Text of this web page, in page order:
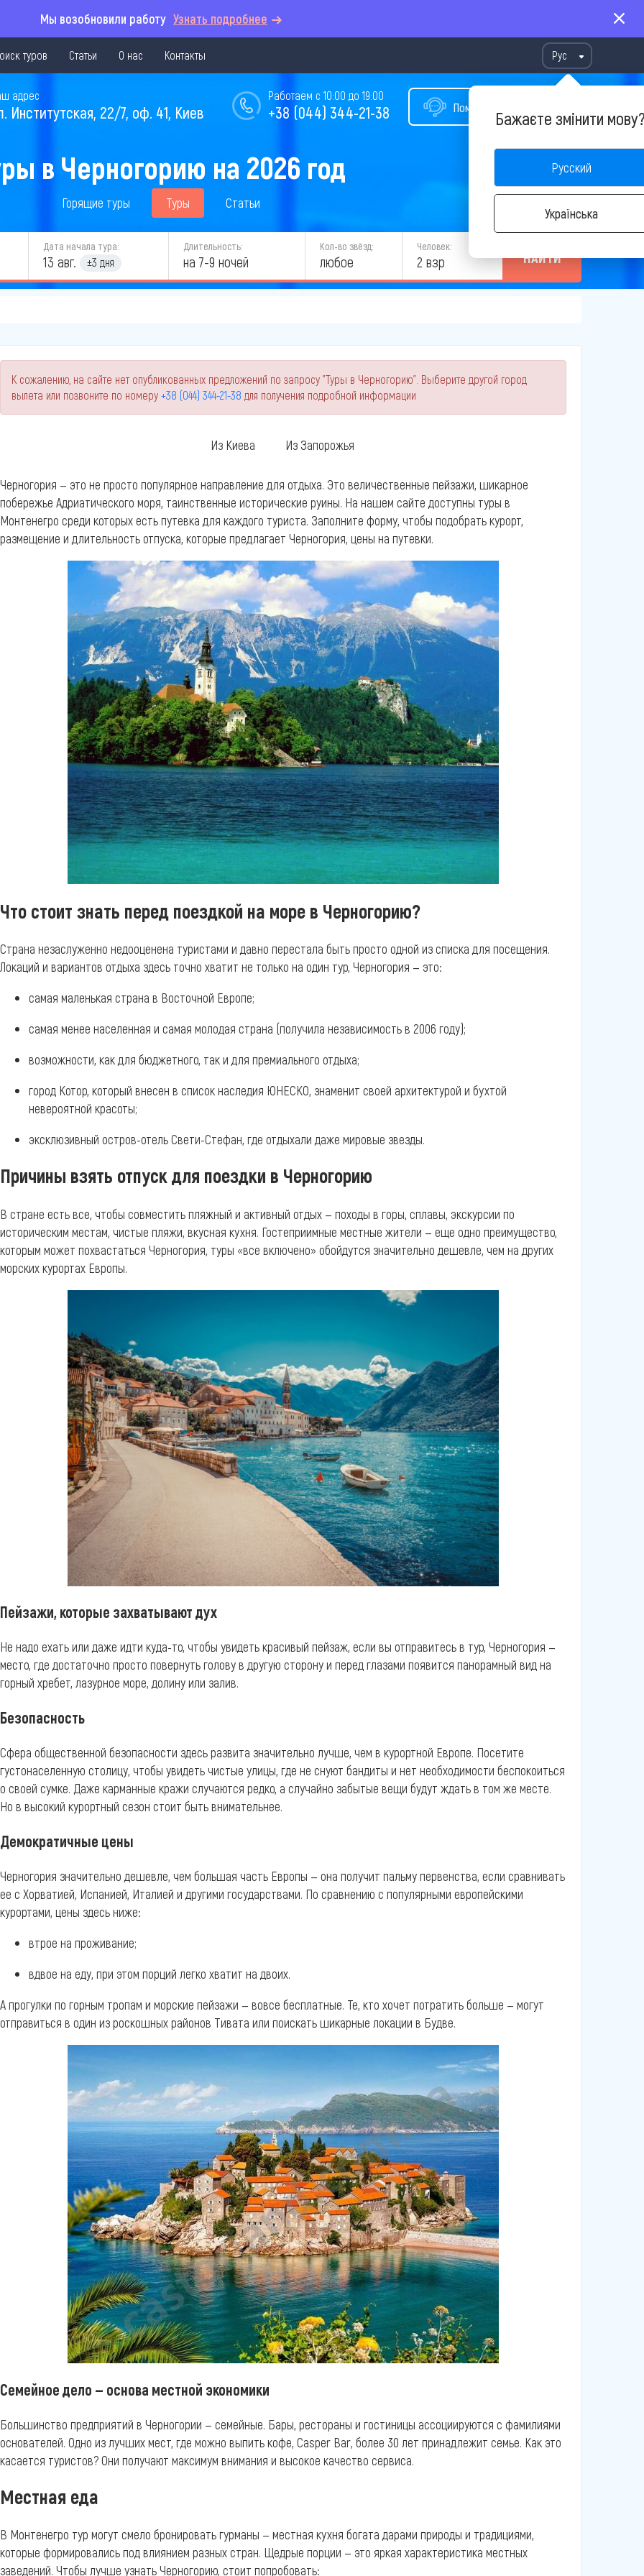
Мы возобновили работу Узнать подробнее
туров Статьи О нас Контакты Рус
Бажаєте змінити
Русский
Українська
Помощь в подборе тура
Работаем с 10:00 до 19:00
+38 (044) 344-21-38
адрес
Институтская, 22/7, оф. 41, Киев
в Черногорию на 2026 год
Горящие туры Туры Статьи
Дата начала тура:
13 авг. ±3 дня
Длительность:
на 7-9 ночей
Кол-во звёзд:
любое
Человек:
2 взр НАЙТИ
К сожалению, на сайте нет опубликованных предложений по запросу "Туры в Черногорию". Выберите другой город
вылета или позвоните по номеру +38 (044) 344-21-38 для получения подробной информации
Из Киева Из Запорожья
Черногория — это не просто популярное направление для отдыха. Это величественные пейзажи, шикарное
побережье Адриатического моря, таинственные исторические руины. На нашем сайте доступны туры в
Монтенегро среди которых есть путевка для каждого туриста. Заполните форму, чтобы подобрать курорт,
размещение и длительность отпуска, которые предлагает Черногория, цены на путевки.
Что стоит знать перед поездкой на море в Черногорию?
Страна незаслуженно недооценена туристами и давно перестала быть просто одной из списка для посещения.
Локаций и вариантов отдыха здесь точно хватит не только на один тур, Черногория — это:
самая маленькая страна в Восточной Европе;
самая менее населенная и самая молодая страна (получила независимость в 2006 году);
возможности, как для бюджетного, так и для премиального отдыха;
город Котор, который внесен в список наследия ЮНЕСКО, знаменит своей архитектурой и бухтой
невероятной красоты;
эксклюзивный остров-отель Свети-Стефан, где отдыхали даже мировые звезды.
Причины взять отпуск для поездки в Черногорию
В стране есть все, чтобы совместить пляжный и активный отдых — походы в горы, сплавы, экскурсии по
историческим местам, чистые пляжи, вкусная кухня. Гостеприимные местные жители — еще одно преимущество,
которым может похвастаться Черногория, туры «все включено» обойдутся значительно дешевле, чем на других
морских курортах Европы.
Пейзажи, которые захватывают дух
Не надо ехать или даже идти куда-то, чтобы увидеть красивый пейзаж, если вы отправитесь в тур, Черногория —
место, где достаточно просто повернуть голову в другую сторону и перед глазами появится панорамный вид на
горный хребет, лазурное море, долину или залив.
Безопасность
Сфера общественной безопасности здесь развита значительно лучше, чем в курортной Европе. Посетите
густонаселенную столицу, чтобы увидеть чистые улицы, где не снуют бандиты и нет необходимости беспокоиться
о своей сумке. Даже карманные кражи случаются редко, а случайно забытые вещи будут ждать в том же месте.
Но в высокий курортный сезон стоит быть внимательнее.
Демократичные цены
Черногория значительно дешевле, чем большая часть Европы — она получит пальму первенства, если сравнивать
ее с Хорватией, Испанией, Италией и другими государствами. По сравнению с популярными европейскими
курортами, цены здесь ниже:
втрое на проживание;
вдвое на еду, при этом порций легко хватит на двоих.
А прогулки по горным тропам и морские пейзажи — вовсе бесплатные. Те, кто хочет потратить больше — могут
отправиться в один из роскошных районов Тивата или поискать шикарные локации в Будве.
Семейное дело — основа местной экономики
Большинство предприятий в Черногории — семейные. Бары, рестораны и гостиницы ассоциируются с фамилиями
основателей. Одно из лучших мест, где можно выпить кофе, Casper Bar, более 30 лет принадлежит семье. Как это
касается туристов? Они получают максимум внимания и высокое качество сервиса.
Местная еда
В Монтенегро тур могут смело бронировать гурманы — местная кухня богата дарами природы и традициями,
которые формировались под влиянием разных стран. Щедрые порции — это яркая характеристика местных
заведений. Чтобы лучше узнать Черногорию, стоит попробовать: